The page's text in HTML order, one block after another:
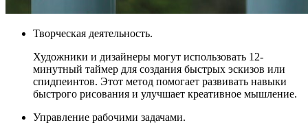
Творческая деятельность.
Художники и дизайнеры могут использовать 12-
минутный таймер для создания быстрых эскизов или
спидпеинтов. Этот метод помогает развивать навыки
быстрого рисования и улучшает креативное мышление.
Управление рабочими задачами.